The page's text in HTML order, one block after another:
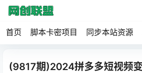
首页 脚本卡密项目 同步本站资源
(9817期)2024拼多多短视频